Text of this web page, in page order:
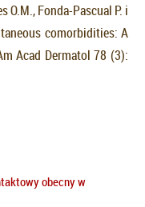
O.M., Fonda-Pascual P. i
comorbidities: A
Acad Dermatol 78 (3):
obecny w